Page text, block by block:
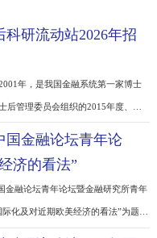
科研流动站2026年招
2001年，是我国金融系统第一家博
士后管理委员会组织的2015年度、
基本指导思想是：以服务于中国人
人才，创造学术民主、思想活跃的
理论扎实、服务实践的业务作风，
国金融论坛青年论
国金融论坛青年论坛暨金融研究所